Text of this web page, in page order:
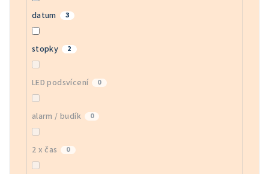
datum 3
stopky 2
LED podsvícení 0
alarm / budík 0
2 x čas 0